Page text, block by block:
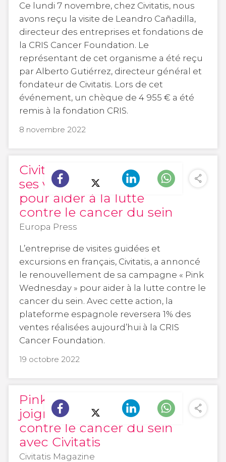
Ce lundi 7 novembre, chez Civitatis, nous
avons reçu la visite de Leandro Cañadilla,
directeur des entreprises et fondations de
la CRIS Cancer Foundation. Le
représentant de cet organisme a été reçu
par Alberto Gutiérrez, directeur général et
fondateur de Civitatis. Lors de cet
événement, un chèque de 4 955 € a été
remis à la fondation CRIS.
8 novembre 2022
Civitatis reversera 1% de
ses ventes d’aujourd’hui
pour aider à la lutte
contre le cancer du sein
Europa Press
L’entreprise de visites guidées et
excursions en français, Civitatis, a annoncé
le renouvellement de sa campagne « Pink
Wednesday » pour aider à la lutte contre le
cancer du sein. Avec cette action, la
plateforme espagnole reversera 1% des
ventes réalisées aujourd’hui à la CRIS
Cancer Foundation.
19 octobre 2022
Pink Wednesday :
joignez-vous à la lutte
contre le cancer du sein
avec Civitatis
Civitatis Magazine